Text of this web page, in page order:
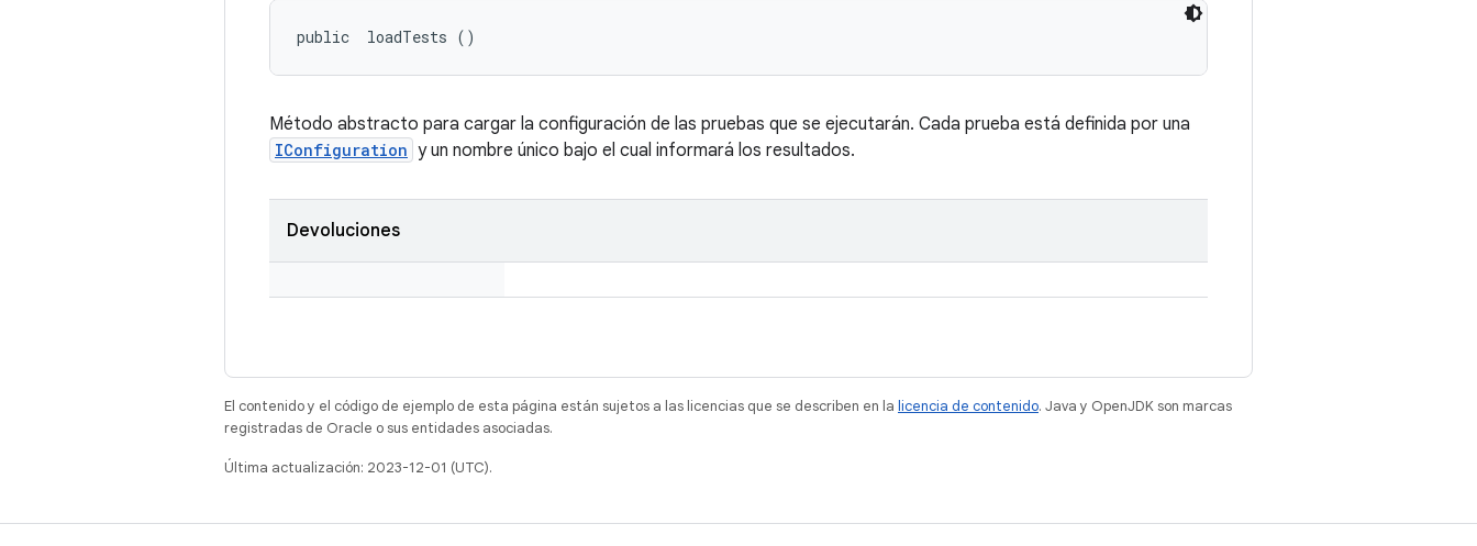
public loadTests ()
Método abstracto para cargar la configuración de las pruebas que se ejecutarán. Cada prueba está definida por una
IConfiguration y un nombre único bajo el cual informará los resultados.
Devoluciones
El contenido y el código de ejemplo de esta página están sujetos a las licencias que se describen en la licencia de contenido. Java y OpenJDK son marcas
registradas de Oracle o sus entidades asociadas.
Última actualización: 2023-12-01 (UTC).